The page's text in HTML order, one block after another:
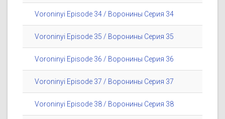
Voroninyi Episode 34 / Воронины Серия 34
Voroninyi Episode 35 / Воронины Серия 35
Voroninyi Episode 36 / Воронины Серия 36
Voroninyi Episode 37 / Воронины Серия 37
Voroninyi Episode 38 / Воронины Серия 38